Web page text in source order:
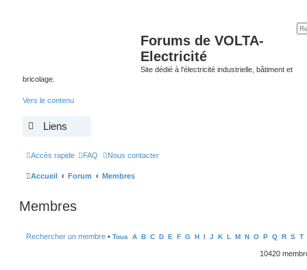
Forums de VOLTA-
Electricité
Site dédié à l'électricité industrielle, bâtiment et
bricolage.
Vers le contenu
Liens
Accès rapide FAQ Nous contacter
Accueil Forum Membres
Membres
Rechercher un membre • Tous A B C D E F G H I J K L M N O P Q R S T
10420